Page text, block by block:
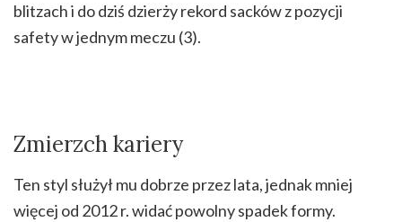
blitzach i do dziś dzierży rekord sacków z pozycji
safety w jednym meczu (3).
Zmierzch kariery
Ten styl służył mu dobrze przez lata, jednak mniej
więcej od 2012 r. widać powolny spadek formy.